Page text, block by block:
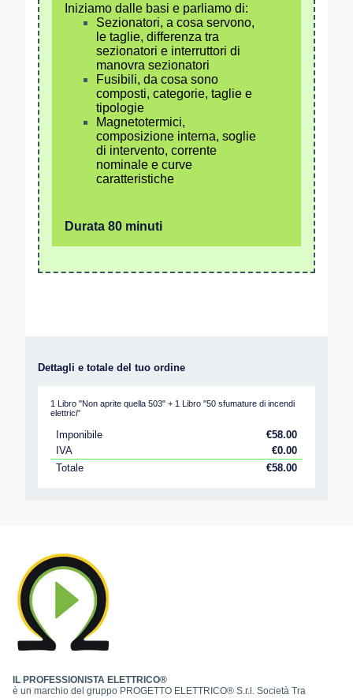
Iniziamo dalle basi e parliamo di:
Sezionatori, a cosa servono,
le taglie, differenza tra
sezionatori e interruttori di
manovra sezionatori
Fusibili, da cosa sono
composti, categorie, taglie e
tipologie
Magnetotermici,
composizione interna, soglie
di intervento, corrente
nominale e curve
caratteristiche
Durata 80 minuti
Dettagli e totale del tuo ordine
1 Libro "Non aprite quella 503" + 1 Libro "50 sfumature di incendi
elettrici"
Imponibile €58.00
IVA
€0.00
Totale
€58.00
IL PROFESSIONISTA ELETTRICO®
è un marchio del gruppo PROGETTO ELETTRICO® S.r.l. Società Tra